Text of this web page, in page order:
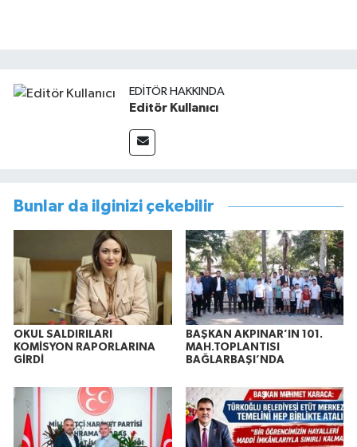
EDITÖR HAKKINDA
Editör Kullanıcı
Bunlar da ilginizi çekebilir
OKUL SALDIRILARI
KOMİSYON RAPORLARINA
GİRDİ
BAŞKAN AKPINAR’IN 101.
MAH.TOPLANTISI
BAĞLARBAŞI’NDA